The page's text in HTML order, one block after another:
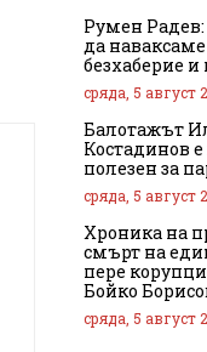
Румен
да
безхаберие
сряда, 5 август
Балотажът
Костадинов
полезен за
сряда, 5 август
Хроника на
смърт на
пере
Бойко
сряда, 5 август